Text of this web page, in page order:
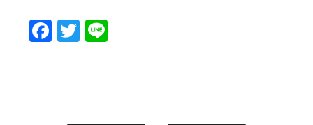
Facebook
Twitter